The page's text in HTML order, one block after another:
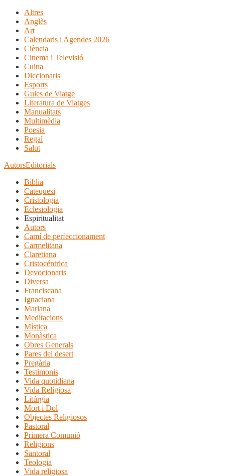
Altres
Anglès
Art
Calendaris i Agendes 2026
Ciència
Cinema i Televisió
Cuina
Diccionaris
Esports
Guies de Viatge
Literatura de Viatges
Manualitats
Multimèdia
Poesia
Regal
Salut
AutorsEditorials
Bíblia
Catequesi
Cristologia
Eclesiologia
Espiritualitat
Autors
Camí de perfeccionament
Carmelitana
Claretiana
Cristocéntrica
Devocionaris
Diversa
Franciscana
Ignaciana
Mariana
Meditacions
Mística
Monàstica
Obres Generals
Pares del desert
Pregària
Testimonis
Vida quotidiana
Vida Religiosa
Litúrgia
Mort i Dol
Objectes Religiosos
Pastoral
Primera Comunió
Religions
Santoral
Teologia
Vida religiosa